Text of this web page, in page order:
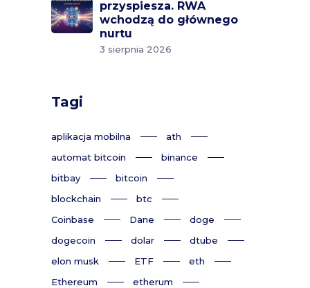
przyspiesza. RWA
wchodzą do głównego
nurtu
3 sierpnia 2026
Tagi
aplikacja mobilna
ath
automat bitcoin
binance
bitbay
bitcoin
blockchain
btc
Coinbase
Dane
doge
dogecoin
dolar
dtube
elon musk
ETF
eth
Ethereum
etherum